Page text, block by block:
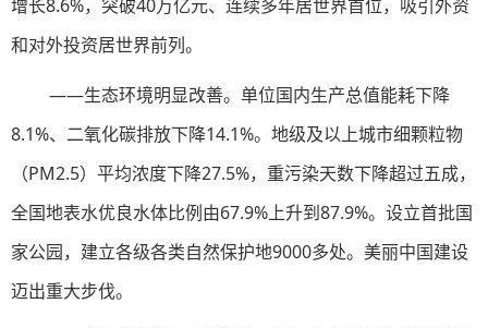
增长8.6%，突破40万亿元、连续多年居世界首位，吸引外资
和对外投资居世界前列。
——生态环境明显改善。单位国内生产总值能耗下降
8.1%、二氧化碳排放下降14.1%。地级及以上城市细颗粒物
（PM2.5）平均浓度下降27.5%，重污染天数下降超过五成，
全国地表水优良水体比例由67.9%上升到87.9%。设立首批国
家公园，建立各级各类自然保护地9000多处。美丽中国建设
迈出重大步伐。